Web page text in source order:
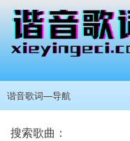
主
航
谐音歌词—导航
首页
港澳台男歌手
港澳台女歌手
其他国家歌手
抖音热门
所有歌手
歌手分类
留言板
搜索歌曲：